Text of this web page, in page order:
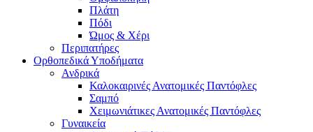
Πλάτη
Πόδι
Ώμος & Χέρι
Περιπατήρες
Ορθοπεδικά Υποδήματα
Ανδρικά
Καλοκαιρινές Ανατομικές Παντόφλες
Σαμπό
Χειμωνιάτικες Ανατομικές Παντόφλες
Γυναικεία